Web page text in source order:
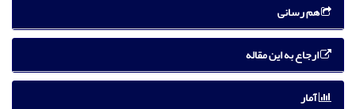
هم رسانی
ارجاع به این مقاله
آمار